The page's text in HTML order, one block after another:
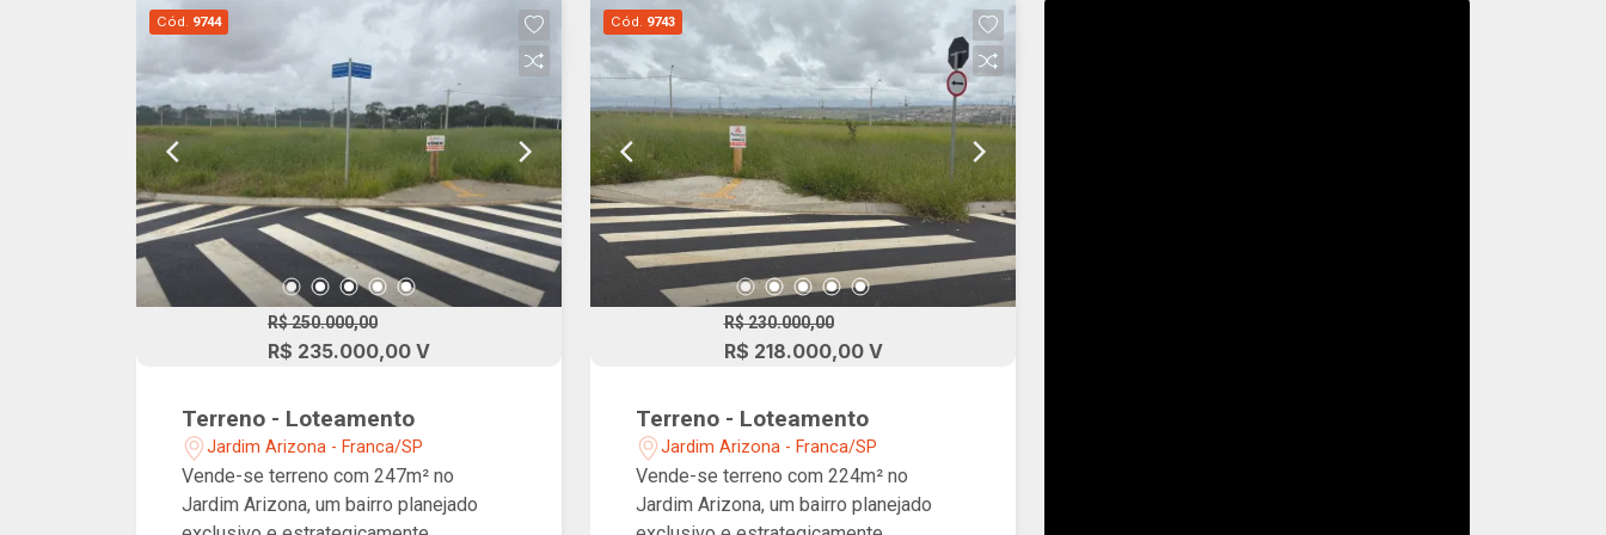
Cód. 9744
R$ 250.000,00
R$ 235.000,00 V
Terreno - Loteamento
Jardim Arizona - Franca/SP
Vende-se terreno com 247m² no
Jardim Arizona, um bairro planejado
Cód. 9743
R$ 230.000,00
R$ 218.000,00 V
Terreno - Loteamento
Jardim Arizona - Franca/SP
Vende-se terreno com 224m² no
Jardim Arizona, um bairro planejado